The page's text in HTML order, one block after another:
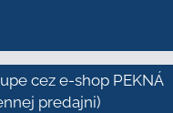
cez e-shop PEKNÁ
predajni)